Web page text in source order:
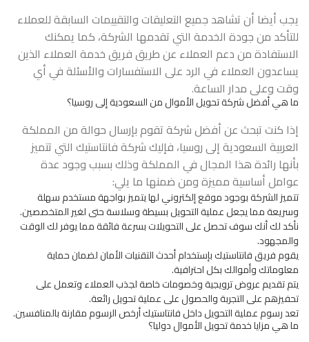
يجب أيضا أن تشاهد جميع التعليقات والتقييمات السابقة للعملاء
للتأكد من جودة الخدمة التي تقدمها الشركة، كما يمكنك
الاستفادة من دعم العملاء عن طريق فريق خدمة العملاء الذين
يساعدون العملاء في الرد على الاستفسارات والأسئلة في أي
وقت وعلى مدار الساعة.
ما هي أفضل شركة تحويل الأموال من السعودية إلى روسيا؟
إذا كنت تبحث عن أفضل شركة تقوم بإرسال حوالة من المملكة
العربية السعودية إلى روسيا، فإليك شركة فانتاستيك التي تتميز
بأنها رائدة هذا المجال في المملكة وذلك بسبب وجود عدة
عوامل أساسية مميزة ومن ضمنها ما يلي:
تتميز الشركة بوجود موقع إلكتروني لها يتميز بواجهة مستخدم سهلة
وسريعة مما يجعل عملية التحويل بسيطة وسلاسة حتى لغير المتخصصين.
نأكد لك أنك سوف تحصل على التحويلات بسرعة فائقة مما يوفر لك الوقت
والمجهود.
يقوم فريق فانتاستيك بإستخدام أحدث التقنيات الأمان لضمان حماية
معلوماتك وأموالك بكل احترافية.
يتم تقديم عروض ترويجية وخصومات خاصة لجذب العملاء وتعمل على
تحفيزهم على التجربة والحصول على عملية تحويل رائعة.
تعد رسوم عملية التحويل داخل فانتاستيك أرخص الرسوم مقارنة بالمنافسين.
ما هي مزايا خدمة تحويل الأموال دوليا؟